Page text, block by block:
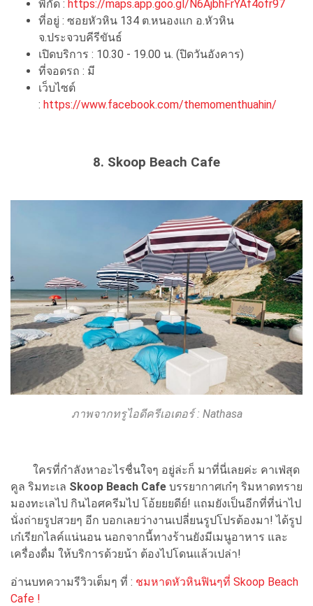
พิกัด : https://maps.app.goo.gl/N6AjbhFrYAf4ofr97
ที่อยู่ : ซอยหัวหิน 134 ต.หนองแก อ.หัวหิน
จ.ประจวบคีรีขันธ์
เปิดบริการ : 10.30 - 19.00 น. (ปิดวันอังคาร)
ที่จอดรถ : มี
เว็บไซต์
: https://www.facebook.com/themomenthuahin/
8. Skoop Beach Cafe
ภาพจากทรูไอดีครีเอเตอร์ : Nathasa
ใครที่กำลังหาอะไรชื่นใจๆ อยู่ล่ะก็ มาที่นี่เลยค่ะ คาเฟ่สุด
คูล ริมทะเล Skoop Beach Cafe บรรยากาศเก๋ๆ ริมหาดทราย
มองทะเลไป กินไอศครีมไป โอ้ยยยดีย์! แถมยังเป็นอีกที่ที่น่าไป
นั่งถ่ายรูปสวยๆ อีก บอกเลยว่างานเปลี่ยนรูปโปรต้องมา! ได้รูป
เก๋เรียกไลค์แน่นอน นอกจากนี้ทางร้านยังมีเมนูอาหาร และ
เครื่องดื่ม ให้บริการด้วยน้า ต้องไปโดนแล้วเปล่า!
อ่านบทความรีวิวเต็มๆ ที่ : ชมหาดหัวหินฟินๆที่ Skoop Beach
Cafe !